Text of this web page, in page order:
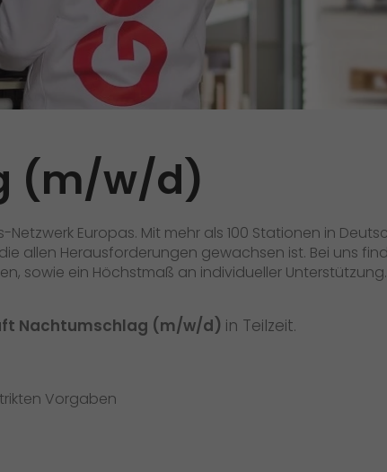
(m/w/d)
Netzwerk Europas. Mit mehr als 100 Stationen in
allen Herausforderungen gewachsen ist. Bei uns
sowie ein Höchstmaß an individueller
Nachtumschlag (m/w/d) in Teilzeit.
Vorgaben